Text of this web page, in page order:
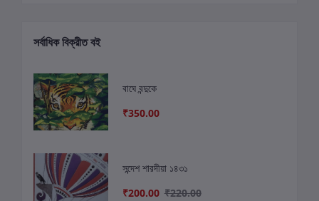
সর্বাধিক বিক্রীত বই
বাঘে বন্দুকে
₹350.00
সন্দেশ শারদীয়া ১৪৩১
₹200.00 ₹220.00